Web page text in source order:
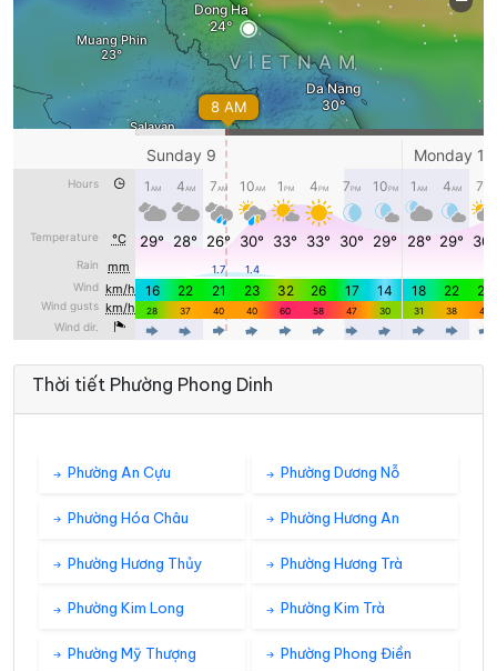
Thời tiết Phường Phong Dinh
Phường An Cựu Phường Dương Nỗ
Phường Hóa Châu Phường Hương An
Phường Hương Thủy Phường Hương Trà
Phường Kim Long Phường Kim Trà
Phường Mỹ Thượng Phường Phong Điền